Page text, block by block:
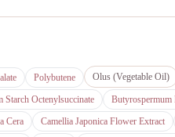
Polybutene Olus (Vegetable Oil)
Starch Octenylsuccinate Butyrospermum
Cera Camellia Japonica Flower Extract